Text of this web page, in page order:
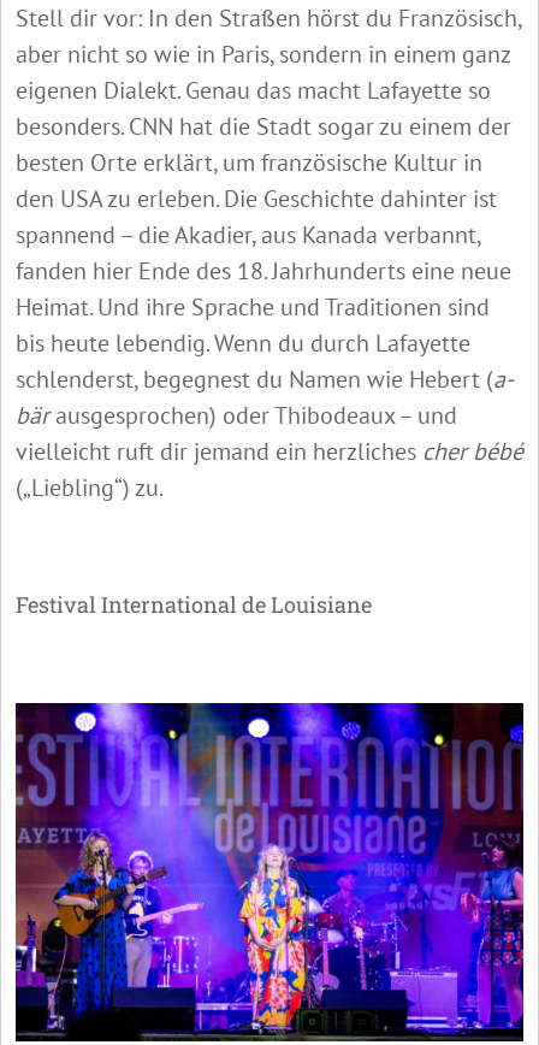
Stell dir vor: In den Straßen hörst du Französisch,
aber nicht so wie in Paris, sondern in einem ganz
eigenen Dialekt. Genau das macht Lafayette so
besonders. CNN hat die Stadt sogar zu einem der
besten Orte erklärt, um französische Kultur in
den USA zu erleben. Die Geschichte dahinter ist
spannend – die Akadier, aus Kanada verbannt,
fanden hier Ende des 18. Jahrhunderts eine neue
Heimat. Und ihre Sprache und Traditionen sind
bis heute lebendig. Wenn du durch Lafayette
schlenderst, begegnest du Namen wie Hebert (a-
bärausgesprochen) oder Thibodeaux – und
vielleicht ruft dir jemand ein herzliches cher bébé
(„Liebling“) zu.
Festival International de Louisiane